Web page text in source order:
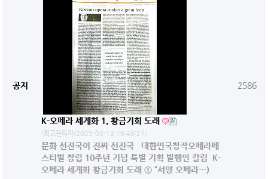
공지
K-오페라 세계화 1. 황금기회 도래
(최고관리자/2025-03-13 16:48:27)
문화 선진국이 진짜 선진국 대한민국창작오페라페
스티벌 창립 10주년 기념 특별 기획 발행인 칼럼 K-
오페라 세계화 황금기회 도래 ① “서양 오페라…)
2586